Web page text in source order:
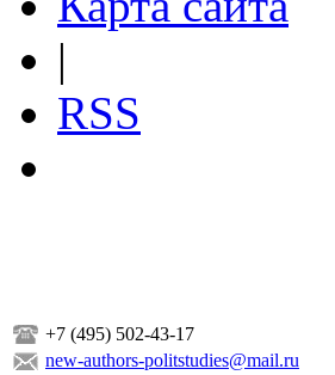
|
RSS
+7 (495) 502-43-17
new-authors-politstudies@mail.ru